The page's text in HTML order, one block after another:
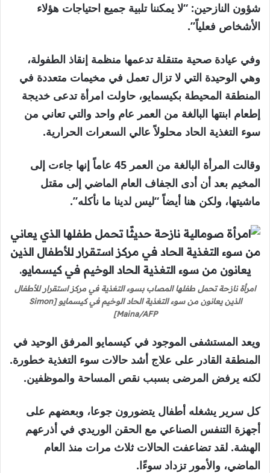
شؤون النازحين: “لا يمكننا تلبية جميع احتياجات هؤلاء
الأشخاص فعلياً”.
وفي عيادة صحية متنقلة تدعمها منظمة إنقاذ الطفولة،
وهي الوحيدة التي لا تزال تعمل في مخيمات متعددة في
المنطقة المحيطة بكيسمايو، حاولت امرأة تدعى خديجة
إطعام ابنتها البالغة من العمر عام واحد والتي تعاني من
سوء التغذية الحاد محلولاً عالي السعرات الحرارية.
وقالت المرأة البالغة من العمر 45 عاماً إنها جاءت إلى
المخيم بعد أن أدى الجفاف العام الماضي إلى مقتل
ماشيتها، ولكن هنا أيضاً “ليس لدينا ما نأكله”.
امرأة نازحة تحمل طفلها المصاب بسوء التغذية في مركز استقرار للأطفال
الذين يعانون من سوء التغذية الحاد الوخيم في كيسمايو [Simon
Maina/AFP]
ويعد المستشفى الموجود في كيسمايو المرفق الوحيد في
المنطقة القادر على علاج أشد حالات سوء التغذية خطورة.
لكنه يرفض المرضى بسبب نقص المساحة والموظفين.
كل سرير يشغله أطفال يتضورون جوعا، وبعضهم على
أجهزة التنفس الصناعي مع الحقن الوريدي في أذرعهم
الهشة. لقد تضاعفت الحالات ثلاث مرات منذ العام
الماضي، والأمور تزداد سوءًا.